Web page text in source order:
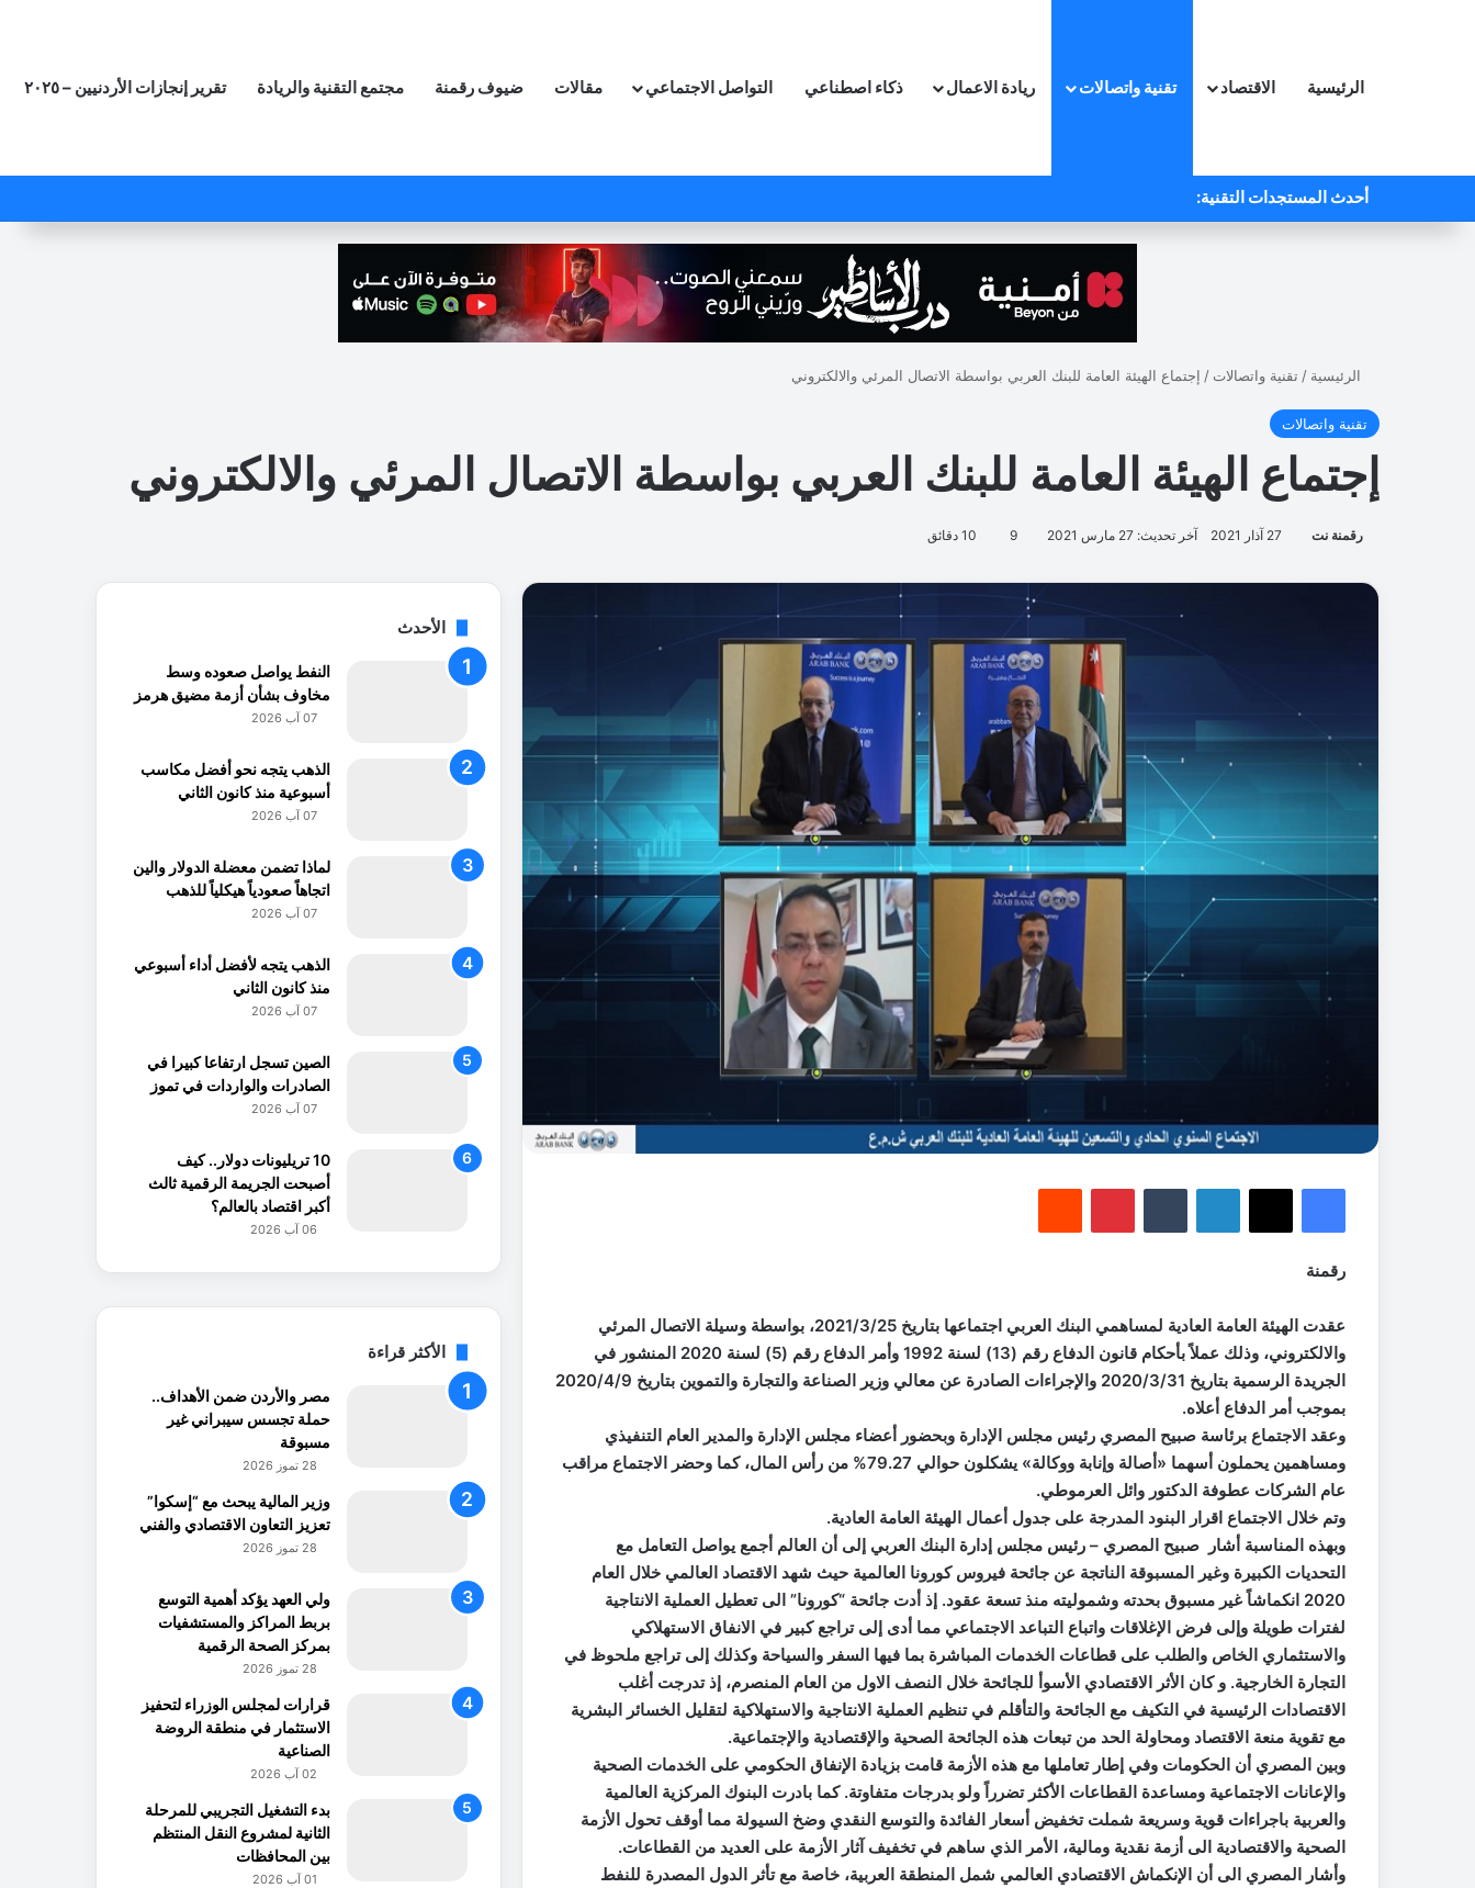
الرئيسية الاقتصاد تقنية واتصالات ريادة الاعمال ذكاء اصطناعي التواصل الاجتماعي مقالات ضيوف رقمنة مجتمع التقنية والريادة تقرير إنجازات الأردنيين – ٢٠٢٥
أحدث المستجدات التقنية:
الرئيسية / تقنية واتصالات / إجتماع الهيئة العامة للبنك العربي بواسطة الاتصال المرئي والالكتروني
تقنية واتصالات
إجتماع الهيئة العامة للبنك العربي بواسطة الاتصال المرئي والالكتروني
رقمنة نت 27 آذار 2021 آخر تحديث: 27 مارس 2021 9
فيسبوك لينكدإن بينتيريست
رقمنة
عقدت الهيئة العامة العادية لمساهمي البنك العربي اجتماعها بتاريخ 2021/3/25، بواسطة وسيلة الاتصال المرئي
والالكتروني، وذلك عملاً بأحكام قانون الدفاع رقم (13) لسنة 1992 وأمر الدفاع رقم (5) لسنة 2020 المنشور في
الجريدة الرسمية بتاريخ 2020/3/31 والإجراءات الصادرة عن معالي وزير الصناعة والتجارة والتموين بتاريخ 2020/4/9
بموجب أمر الدفاع أعلاه.
وعقد الاجتماع برئاسة صبيح المصري رئيس مجلس الإدارة وبحضور أعضاء مجلس الإدارة والمدير العام التنفيذي
ومساهمين يحملون أسهما «أصالة وإنابة ووكالة» يشكلون حوالي 79.27% من رأس المال، كما وحضر الاجتماع مراقب
عام الشركات عطوفة الدكتور وائل العرموطي.
وتم خلال الاجتماع اقرار البنود المدرجة على جدول أعمال الهيئة العامة العادية.
وبهذه المناسبة أشار صبيح المصري – رئيس مجلس إدارة البنك العربي إلى أن العالم أجمع يواصل التعامل مع
التحديات الكبيرة وغير المسبوقة الناتجة عن جائحة فيروس كورونا العالمية حيث شهد الاقتصاد العالمي خلال العام
2020 انكماشاً غير مسبوق بحدته وشموليته منذ تسعة عقود. إذ أدت جائحة “كورونا” الى تعطيل العملية الانتاجية
لفترات طويلة وإلى فرض الإغلاقات واتباع التباعد الاجتماعي مما أدى إلى تراجع كبير في الانفاق الاستهلاكي
والاستثماري الخاص والطلب على قطاعات الخدمات المباشرة بما فيها السفر والسياحة وكذلك إلى تراجع ملحوظ في
التجارة الخارجية. و كان الأثر الاقتصادي الأسوأ للجائحة خلال النصف الاول من العام المنصرم، إذ تدرجت أغلب
الاقتصادات الرئيسية في التكيف مع الجائحة والتأقلم في تنظيم العملية الانتاجية والاستهلاكية لتقليل الخسائر البشرية
مع تقوية منعة الاقتصاد ومحاولة الحد من تبعات هذه الجائحة الصحية والإقتصادية والإجتماعية.
وبين المصري أن الحكومات وفي إطار تعاملها مع هذه الأزمة قامت بزيادة الإنفاق الحكومي على الخدمات الصحية
والإعانات الاجتماعية ومساعدة القطاعات الأكثر تضرراً ولو بدرجات متفاوتة. كما بادرت البنوك المركزية العالمية
والعربية باجراءات قوية وسريعة شملت تخفيض أسعار الفائدة والتوسع النقدي وضخ السيولة مما أوقف تحول الأزمة
الصحية والاقتصادية الى أزمة نقدية ومالية، الأمر الذي ساهم في تخفيف آثار الأزمة على العديد من القطاعات.
وأشار المصري الى أن الإنكماش الاقتصادي العالمي شمل المنطقة العربية، خاصة مع تأثر الدول المصدرة للنفط
الأحدث
النفط يواصل صعوده وسط
مخاوف بشأن أزمة مضيق هرمز
07 آب 2026
الذهب يتجه نحو أفضل مكاسب
أسبوعية منذ كانون الثاني
07 آب 2026
لماذا تضمن معضلة الدولار والين
اتجاهاً صعودياً هيكلياً للذهب
07 آب 2026
الذهب يتجه لأفضل أداء أسبوعي
منذ كانون الثاني
07 آب 2026
الصين تسجل ارتفاعا كبيرا في
الصادرات والواردات في تموز
07 آب 2026
10 تريليونات دولار.. كيف
أصبحت الجريمة الرقمية ثالث
أكبر اقتصاد بالعالم؟
06 آب 2026
الأكثر قراءة
مصر والأردن ضمن الأهداف..
حملة تجسس سيبراني غير
مسبوقة
28 تموز 2026
وزير المالية يبحث مع “إسكوا”
تعزيز التعاون الاقتصادي والفني
28 تموز 2026
ولي العهد يؤكد أهمية التوسع
بربط المراكز والمستشفيات
بمركز الصحة الرقمية
28 تموز 2026
قرارات لمجلس الوزراء لتحفيز
الاستثمار في منطقة الروضة
الصناعية
02 آب 2026
بدء التشغيل التجريبي للمرحلة
الثانية لمشروع النقل المنتظم
بين المحافظات
01 آب 2026